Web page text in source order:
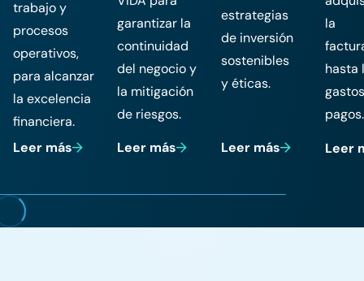
trabajo y
procesos
operativos,
para alcanzar
la excelencia
financiera.
Leer más
garantizar la
continuidad
del negocio y
la mitigación
de riesgos.
Leer más
estrategias
de inversión
sostenibles
y éticas.
Leer más
la
hasta
pagos.
Leer